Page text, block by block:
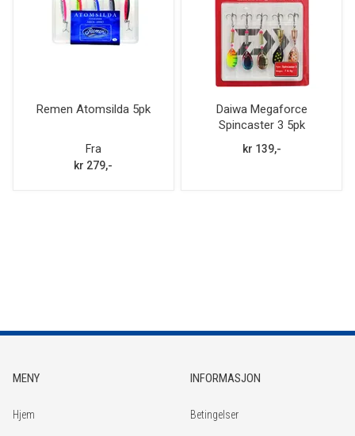
Remen Atomsilda 5pk
Fra
kr 279,-
Daiwa Megaforce
Spincaster 3 5pk
kr 139,-
MENY
Hjem
INFORMASJON
Betingelser